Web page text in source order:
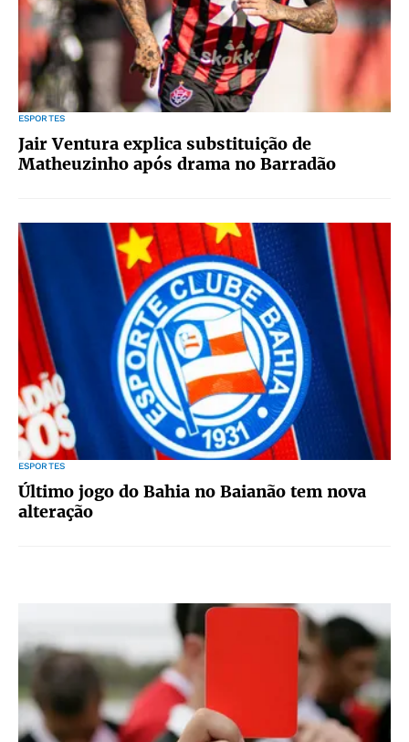
ESPORTES
Jair Ventura explica substituição de
Matheuzinho após drama no Barradão
ESPORTES
Último jogo do Bahia no Baianão tem nova
alteração